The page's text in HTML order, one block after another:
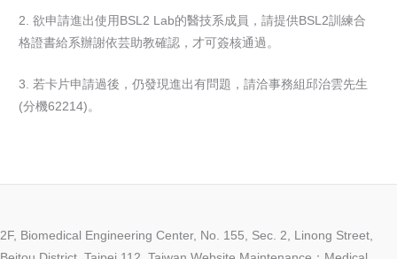
2. 欲申請進出使用BSL2 Lab的醫技系成員，請提供BSL2訓練合
格證書給系辦謝依芸助教確認，才可簽核通過。
3. 若卡片申請過後，仍發現進出有問題，請洽事務組邱治雲先生
(分機62214)。
2F, Biomedical Engineering Center, No. 155, Sec. 2, Linong Street,